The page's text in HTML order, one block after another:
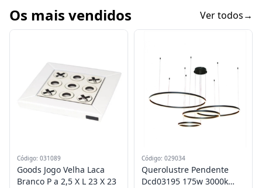
Os mais vendidos Ver todos→
Código: 031089
Goods Jogo Velha Laca
Branco P a 2,5 X L 23 X 23
Código: 029034
Querolustre Pendente
Dcd03195 175w 3000k